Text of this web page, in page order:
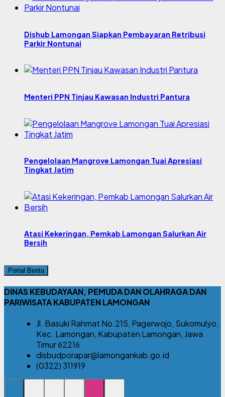
Dishub Lamongan Siapkan Pembayaran Retribusi
Parkir Nontunai
Menteri PPN Tinjau Kawasan Industri Pantura
Pengelolaan Mangrove Lamongan Tuai Apresiasi
Tingkat Jatim
Atasi Kekeringan, Pemkab Lamongan Salurkan Air
Bersih
Portal Berita
DINAS KEBUDAYAAN, PEMUDA DAN OLAHRAGA DAN
PARIWISATA KABUPATEN LAMONGAN
Jl. Basuki Rahmat No.215, Pagerwojo, Sukomulyo,
Kec. Lamongan, Kabupaten Lamongan, Jawa
Timur 62216
disbudporapar@lamongankab.go.id
(0322) 311919